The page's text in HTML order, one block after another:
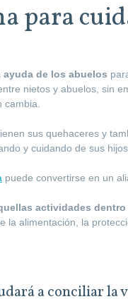
para
ayuda de los abuelos
nietos y abuelos, sin
sus quehaceres y
y cuidando de sus hijos.
puede convertirse en un
actividades
la alimentación, la
a conciliar la